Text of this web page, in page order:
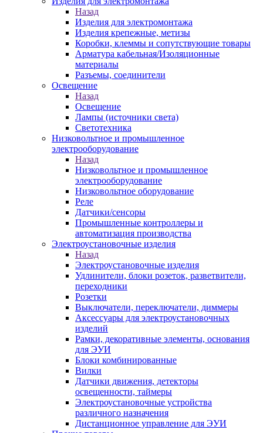
Назад
Изделия для электромонтажа
Изделия крепежные, метизы
Коробки, клеммы и сопутствующие товары
Арматура кабельная/Изоляционные
материалы
Разъемы, соединители
Освещение
Назад
Освещение
Лампы (источники света)
Светотехника
Низковольтное и промышленное
электрооборудование
Назад
Низковольтное и промышленное
электрооборудование
Низковольтное оборудование
Реле
Датчики/сенсоры
Промышленные контроллеры и
автоматизация производства
Электроустановочные изделия
Назад
Электроустановочные изделия
Удлинители, блоки розеток, разветвители,
переходники
Розетки
Выключатели, переключатели, диммеры
Аксессуары для электроустановочных
изделий
Рамки, декоративные элементы, основания
для ЭУИ
Блоки комбинированные
Вилки
Датчики движения, детекторы
освещенности, таймеры
Электроустановочные устройства
различного назначения
Дистанционное управление для ЭУИ